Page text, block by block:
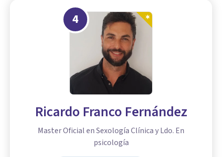
4
Ricardo Franco Fernández
Master Oficial en Sexología Clínica y Ldo. En
psicología